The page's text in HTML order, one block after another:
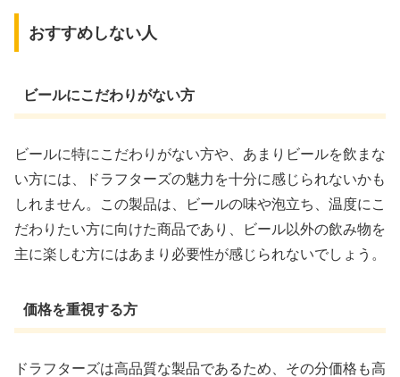
おすすめしない人
ビールにこだわりがない方
ビールに特にこだわりがない方や、あまりビールを飲まな
い方には、ドラフターズの魅力を十分に感じられないかも
しれません。この製品は、ビールの味や泡立ち、温度にこ
だわりたい方に向けた商品であり、ビール以外の飲み物を
主に楽しむ方にはあまり必要性が感じられないでしょう。
価格を重視する方
ドラフターズは高品質な製品であるため、その分価格も高